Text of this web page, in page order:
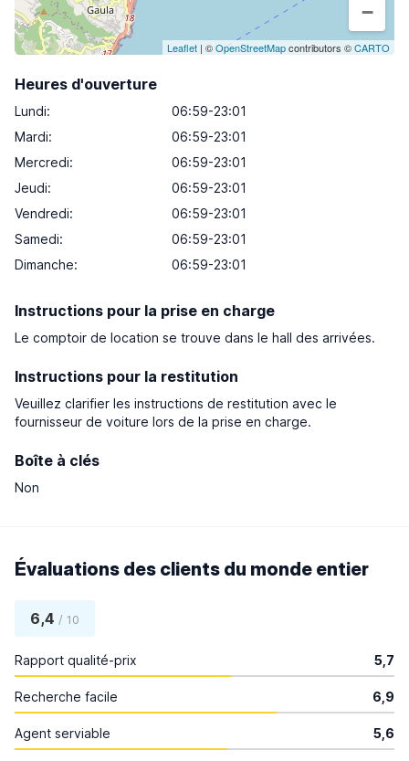
−
Leaflet | ©OpenStreetMapcontributors ©CARTO
Heures d'ouverture
Lundi:
06:59-23:01
Mardi:
06:59-23:01
Mercredi:
06:59-23:01
Jeudi:
06:59-23:01
Vendredi:
06:59-23:01
Samedi:
06:59-23:01
Dimanche: 06:59-23:01
Instructions pour la prise en charge
Le comptoir de location se trouve dans le hall des arrivées.
Instructions pour la restitution
Veuillez clarifier les instructions de restitution avec le
fournisseur de voiture lors de la prise en charge.
Boîte à clés
Non
Évaluations des clients du monde entier
6,4 / 10
Rapport qualité-prix 5,7
Recherche facile 6,9
Agent serviable 5,6